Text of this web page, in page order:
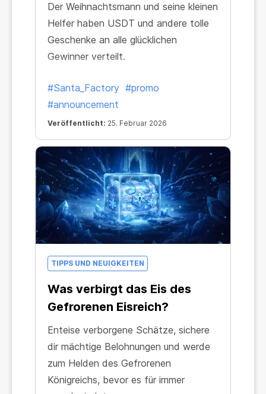
Der Weihnachtsmann und seine kleinen
Helfer haben USDT und andere tolle
Geschenke an alle glücklichen
Gewinner verteilt.
#Santa_Factory #promo
#announcement
Veröffentlicht: 25. Februar 2026
TIPPS UND NEUIGKEITEN
Was verbirgt das Eis des
Gefrorenen Eisreich?
Enteise verborgene Schätze, sichere
dir mächtige Belohnungen und werde
zum Helden des Gefrorenen
Königreichs, bevor es für immer